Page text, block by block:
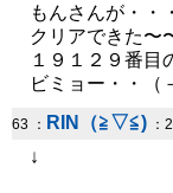
もんさんが・・
クリアできた〜
１９１２９番目
ビミョー・・（
63 ： RIN（≧▽≦) ：
↓